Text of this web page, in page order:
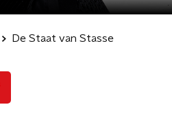
De Staat van Stasse